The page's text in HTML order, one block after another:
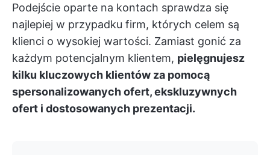
Podejście oparte na kontach sprawdza się
najlepiej w przypadku firm, których celem są
klienci o wysokiej wartości. Zamiast gonić za
każdym potencjalnym klientem, pielęgnujesz
kilku kluczowych klientów za pomocą
spersonalizowanych ofert, ekskluzywnych
ofert i dostosowanych prezentacji.